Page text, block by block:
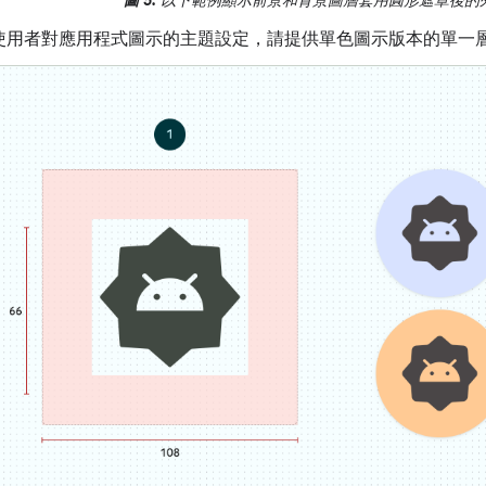
用者對應用程式圖示的主題設定，請提供單色圖示版本的單一